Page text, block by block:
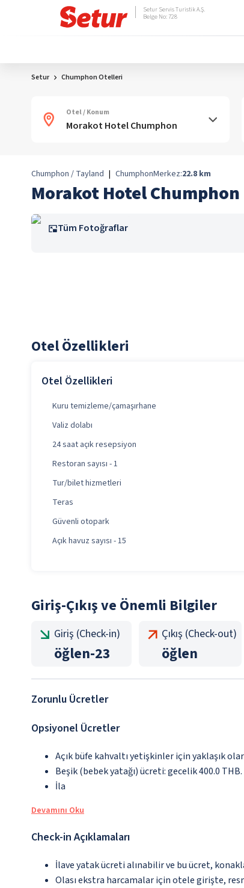
Setur Servis Turistik A.Ş.
Belge No: 728
Setur Chumphon Otelleri
Otel / Konum
Chumphon / Tayland | ChumphonMerkez:22.8 km
Morakot Hotel Chumphon
Tüm Fotoğraflar
Otel Özellikleri
Otel Özellikleri
Kuru temizleme/çamaşırhane
Valiz dolabı
24 saat açık resepsiyon
Restoran sayısı - 1
Tur/bilet hizmetleri
Teras
Güvenli otopark
Açık havuz sayısı - 15
Giriş-Çıkış ve Önemli Bilgiler
Giriş (Check-in)
öğlen-23
Çıkış (Check-out)
öğlen
Zorunlu Ücretler
Opsiyonel Ücretler
Açık büfe kahvaltı yetişkinler için yaklaşık
Beşik (bebek yatağı) ücreti: gecelik 400.0 THB.
İla
Devamını Oku
Check-in Açıklamaları
İlave yatak ücreti alınabilir ve bu ücret,
Olası ekstra harcamalar için otele girişte,